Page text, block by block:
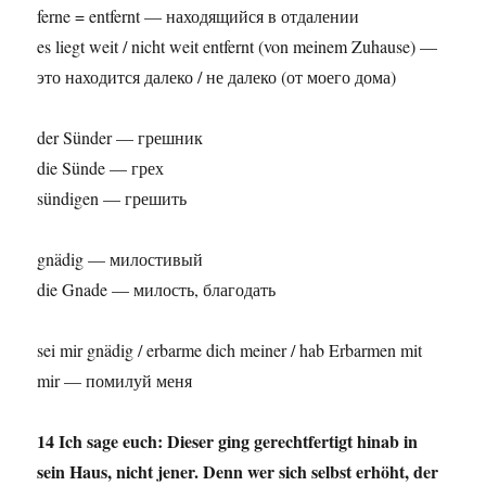
ferne = entfernt — находящийся в отдалении
es liegt weit / nicht weit entfernt (von meinem Zuhause) —
это находится далеко / не далеко (от моего дома)
der Sünder — грешник
die Sünde — грех
sündigen — грешить
gnädig — милостивый
die Gnade — милость, благодать
sei mir gnädig / erbarme dich meiner / hab Erbarmen mit
mir — помилуй меня
14 Ich sage euch: Dieser ging gerechtfertigt hinab in
sein Haus, nicht jener. Denn wer sich selbst erhöht, der